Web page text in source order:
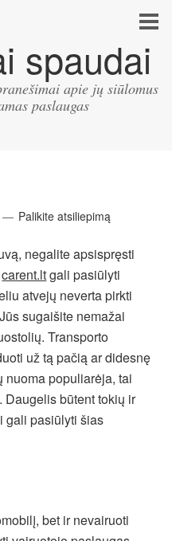
spaudai
apie jų siūlomus
paslaugas
Palikite atsiliepimą
negalite apsispręsti
carent.ltgali pasiūlyti
atvejų neverta pirkti
sugaišite nemažai
Transporto
už tą pačią ar didesnę
nuoma populiarėja, tai
Daugelis būtent tokių ir
gali pasiūlyti šias
bet ir nevairuoti